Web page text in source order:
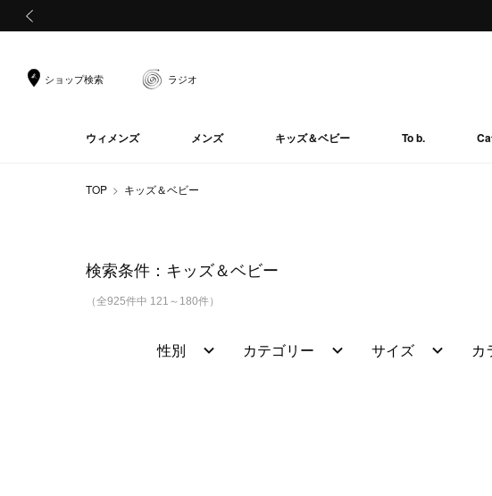
ショップ検索 ラジオ
ウィメンズ メンズ キッズ＆ベビー To b.
TOP キッズ＆ベビー
検索条件： キッズ＆ベビー
（全925件中 121～180件）
性別 カテゴリー サイズ カ